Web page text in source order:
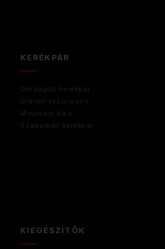
KERÉKPÁR
Országúti kerékpár
Gravel-cyclocross
Mountain bike
Szabadidő kerékpár
KIEGÉSZÍTŐK